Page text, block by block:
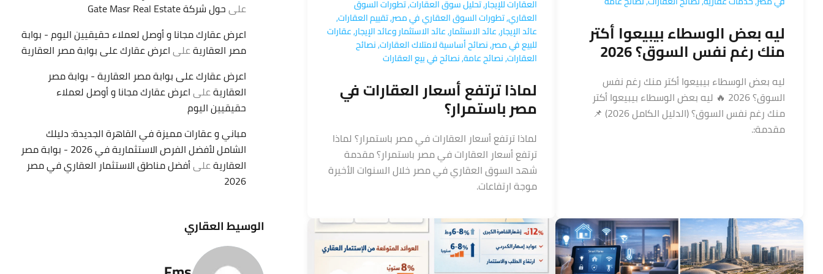
ليه بعض الوسطاء بيبيعوا أكتر
منك رغم نفس السوق؟ 2026
ليه بعض الوسطاء بيبيعوا أكتر منك رغم نفس
السوق؟ 2026 🔥 ليه بعض الوسطاء بيبيعوا أكتر
منك رغم نفس السوق؟ (الدليل الكامل 2026) 📌
مقدمة:.
العقارات للإيجار,تحليل سوق العقارات,تطورات السوق
العقاري,تطورات السوق العقاري في مصر,تقييم العقارات,
عائد الإيجار,عائد الاستثمار,عائد الاستثمار وعائد الإيجار,عقارات
للبيع في مصر,نصائح أساسية لامتلاك العقارات,نصائح
العقارات,نصائح عامة,نصائح في بيع العقارات
لماذا ترتفع أسعار العقارات في
مصر باستمرار؟
لماذا ترتفع أسعار العقارات في مصر باستمرار؟ لماذا
ترتفع أسعار العقارات في مصر باستمرار؟ مقدمة
شهد السوق العقاري في مصر خلال السنوات الأخيرة
موجة ارتفاعات.
علىحول شركة Gate Masr Real Estate
اعرض عقارك مجانا و أوصل لعملاء حقيقيين اليوم - بوابة
مصر العقاريةعلىاعرض عقارك على بوابة مصر العقارية
اعرض عقارك على بوابة مصر العقارية - بوابة مصر
العقاريةعلىاعرض عقارك مجانا و أوصل لعملاء
حقيقيين اليوم
مباني و عقارات مميزة في القاهرة الجديدة: دليلك
الشامل لأفضل الفرص الاستثمارية في 2026 - بوابة مصر
العقاريةعلىأفضل مناطق الاستثمار العقاري في مصر
2026
الوسيط العقاري